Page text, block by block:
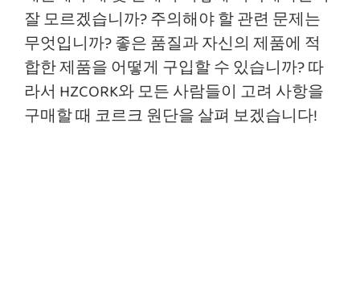
잘 모르겠습니까? 주의해야 할 관련 문제는
무엇입니까? 좋은 품질과 자신의 제품에 적
합한 제품을 어떻게 구입할 수 있습니까? 따
라서 HZCORK와 모든 사람들이 고려 사항을
구매할 때 코르크 원단을 살펴 보겠습니다!